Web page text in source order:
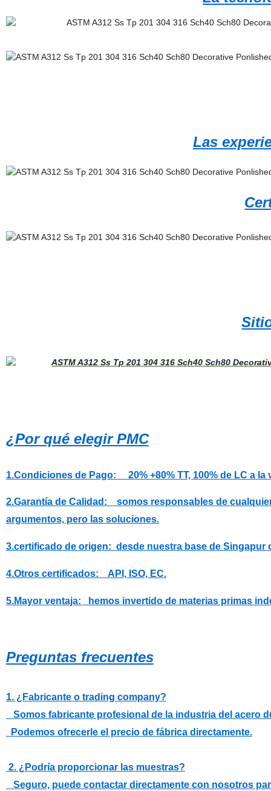
Las
¿Por qué elegir PMC
1.Condiciones de Pago: 20% +80% TT, 100% de LC a
2.Garantía de Calidad:
somos responsables de
argumentos, pero las soluciones.
3.certificado de origen: desde nuestra base de Singapur
4.Otros certificados: API, ISO, EC.
5.Mayor ventaja: hemos invertido de materias primas
Preguntas frecuentes
1. ¿Fabricante o trading company?
Somos fabricante profesional de la industria del acero
Podemos ofrecerle el precio de fábrica directamente.
2. ¿Podría proporcionar las muestras?
Seguro, puede contactar directamente con nosotros